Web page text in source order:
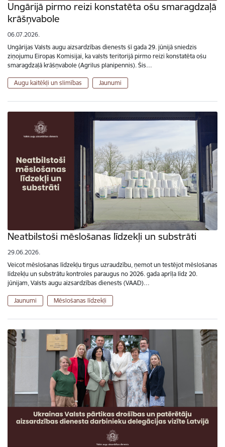
Ungārijā pirmo reizi konstatēta ošu smaragdzaļā
krāšņvabole
06.07.2026.
Ungārijas Valsts augu aizsardzības dienests šī gada 29. jūnijā sniedzis
ziņojumu Eiropas Komisijai, ka valsts teritorijā pirmo reizi konstatēta ošu
smaragdzaļā krāšņvabole (Agrilus planipennis). Šis…
Augu kaitēkļi un slimības Jaunumi
Neatbilstoši mēslošanas līdzekļi un substrāti
29.06.2026.
Veicot mēslošanas līdzekļu tirgus uzraudzību, ņemot un testējot mēslošanas
līdzekļu un substrātu kontroles paraugus no 2026. gada aprīļa līdz 20.
jūnijam, Valsts augu aizsardzības dienests (VAAD)…
Jaunumi Mēslošanas līdzekļi